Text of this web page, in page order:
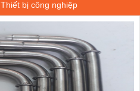
Thiết bị công nghiệp